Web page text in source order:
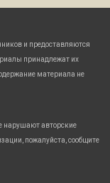
и предоставляются
принадлежат их
материала не
нарушают авторские
пожалуйста, сообщите